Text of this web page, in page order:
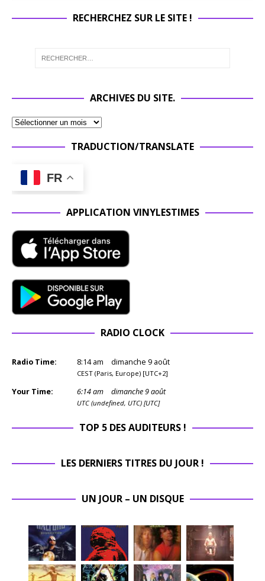
RECHERCHEZ SUR LE SITE !
ARCHIVES DU SITE.
TRADUCTION/TRANSLATE
FR
APPLICATION VINYLESTIMES
RADIO CLOCK
Radio Time: 8:14 am dimanche 9 août
CEST (Paris, Europe) [UTC+2]
Your Time: 6:14am dimanche 9 août
UTC (undefined, UTC) [UTC]
TOP 5 DES AUDITEURS !
LES DERNIERS TITRES DU JOUR !
UN JOUR – UN DISQUE